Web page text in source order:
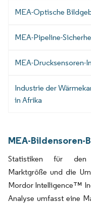
MEA-Optische
MEA-Pipeline-
MEA-Drucksensoren-
Industrie der
in Afrika
MEA-Bildensoren-
Statistiken für den
Marktgröße und die
Mordor Intelligence™
Analyse umfasst eine